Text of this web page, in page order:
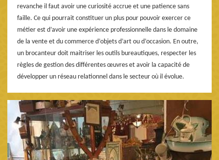
revanche il faut avoir une curiosité accrue et une patience sans
faille. Ce qui pourrait constituer un plus pour pouvoir exercer ce
métier est d’avoir une expérience professionnelle dans le domaine
de la vente et du commerce d’objets d’art ou d’occasion. En outre,
un brocanteur doit maitriser les outils bureautiques, respecter les
règles de gestion des différentes œuvres et avoir la capacité de
développer un réseau relationnel dans le secteur où il évolue.